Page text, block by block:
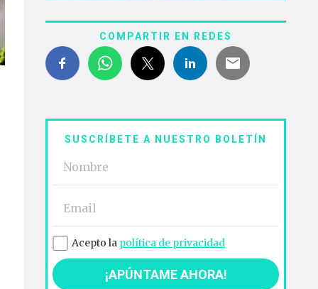
COMPARTIR EN REDES
SUSCRÍBETE A NUESTRO BOLETÍN
Acepto la política de privacidad